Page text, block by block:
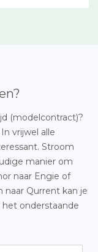
(modelcontract)?
vrijwel alle
Stroom
manier om
naar Engie of
naar Qurrent kan je
het onderstaande